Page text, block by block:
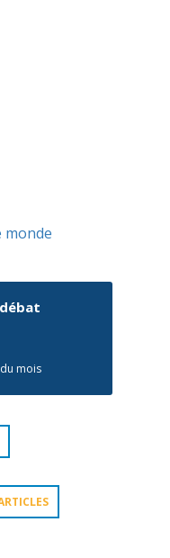
monde
mois